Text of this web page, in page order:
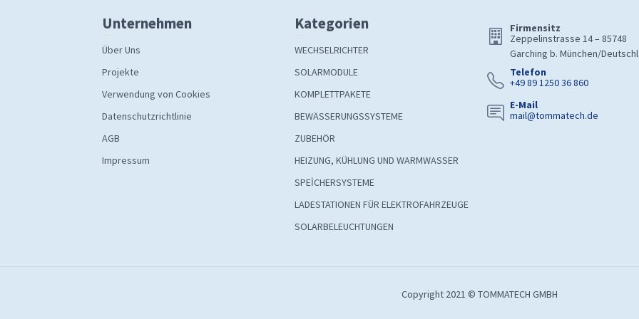
Unternehmen
Über Uns
Projekte
Verwendung von Cookies
Datenschutzrichtlinie
AGB
Impressum
Kategorien
WECHSELRICHTER
SOLARMODULE
KOMPLETTPAKETE
BEWÄSSERUNGSSYSTEME
ZUBEHÖR
HEIZUNG, KÜHLUNG UND WARMWASSER
SPEİCHERSYSTEME
LADESTATIONEN FÜR ELEKTROFAHRZEUGE
SOLARBELEUCHTUNGEN
Firmensitz
Zeppelinstrasse 14 – 85748
Garching b. München/
Telefon
+49 89 1250 36 860
E-Mail
mail@tommatech.de
Copyright 2021 © TOMMATECH GMBH